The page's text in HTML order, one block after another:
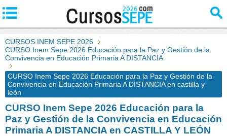
CURSOS INEM SEPE 2026
CURSO Inem Sepe 2026 Educación para la Paz y Gestión de la
Convivencia en Educación Primaria A DISTANCIA
CURSO Inem Sepe 2026 Educación para la Paz y Gestión de la
Convivencia en Educación Primaria A DISTANCIA en castilla y
león
CURSO Inem Sepe 2026 Educación para la
Paz y Gestión de la Convivencia en Educación
Primaria A DISTANCIA en CASTILLA Y LEÓN